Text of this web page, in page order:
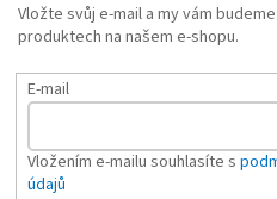
Vložte svůj e-mail a my vám
produktech na našem e-shopu.
E-mail
Vložením e-mailu souhlasíte s
údajů